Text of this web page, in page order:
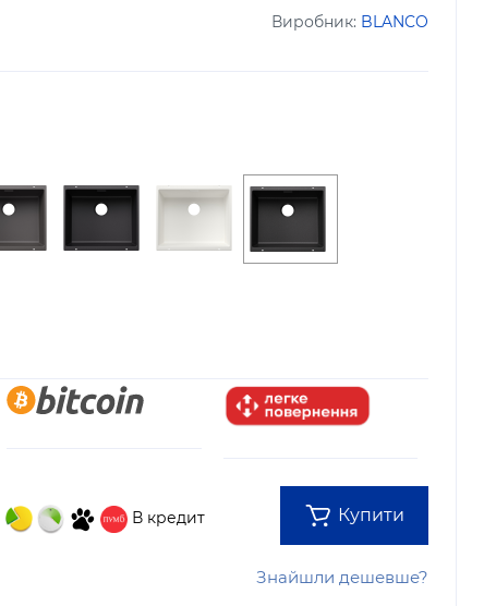
Виробник: BLANCO
В кредит Купити
Знайшли дешевше?